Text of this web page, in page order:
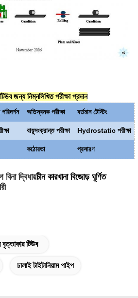
জন্য নিম্নলিখিত পরীক্ষা প্রদান
অতিস্বনক পরীক্ষা বর্তমান টেস্টিং
বায়ুসংক্রান্ত পরীক্ষা Hydrostatic পরীক্ষা
কঠোরতা প্রসারণ
দ্বিধায়চীন কারখানা বিজোড় ঘূর্ণিত
বৃত্তাকার টিউব
ঢালাই টাইটানিয়াম পাইপ